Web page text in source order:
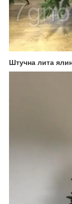
Штучна лита